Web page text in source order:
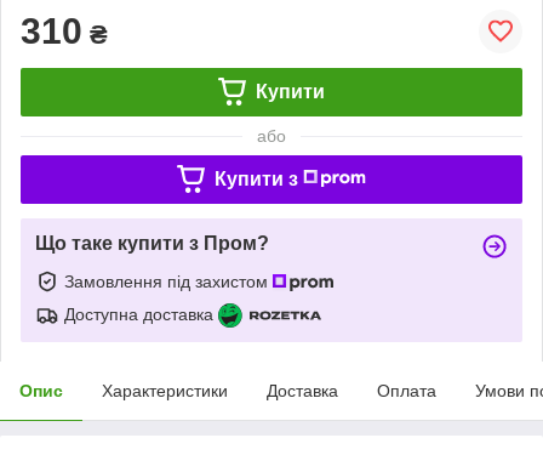
310 ₴
Купити
або
Купити з
Що таке купити з Пром?
Замовлення під захистом
Доступна доставка
Опис Характеристики Доставка Оплата Умови